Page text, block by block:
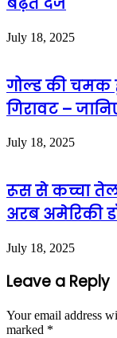
July 18, 2025
गोल्ड की चमक
गिरावट –
July 18, 2025
रूस से कच्चा
अरब अमेरिकी
July 18, 2025
Leave a Reply
Your email address
marked *